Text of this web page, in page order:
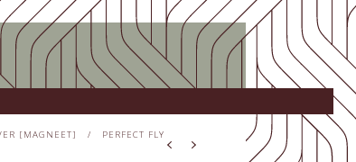
[MAGNEET] / PERFECT FLY